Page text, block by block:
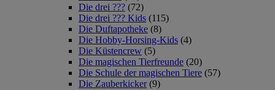
Die drei ??? (72)
Die drei ??? Kids (115)
Die Duftapotheke (8)
Die Hobby-Horsing-Kids (4)
Die Küstencrew (5)
Die magischen Tierfreunde (20)
Die Schule der magischen Tiere (57)
Die Zauberkicker (9)